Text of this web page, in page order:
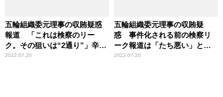
五輪組織委元理事の収賄疑惑
報道 「これは検察のリー
ク。その狙いは“2通り”」辛坊
治郎が持論
2022.07.20
五輪組織委元理事の収賄疑
惑 事件化される前の検察リ
ーク報道は「たち悪い」と辛
坊治郎 「受け手も留意が必
2022.07.20